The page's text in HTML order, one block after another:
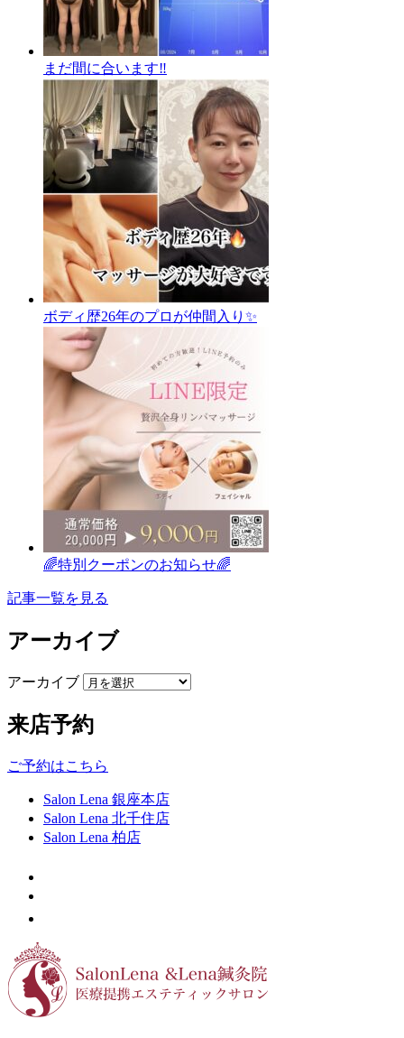
まだ間に合います‼️
ボディ歴26年のプロが仲間入り✨
🌈特別クーポンのお知らせ🌈
記事一覧を見る
アーカイブ
アーカイブ
来店予約
ご予約はこちら
Salon Lena 銀座本店
Salon Lena 北千住店
Salon Lena 柏店